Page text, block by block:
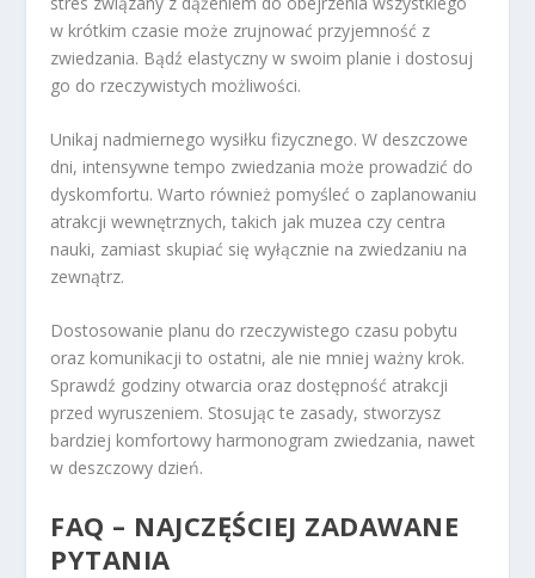
w krótkim czasie może zrujnować przyjemność z
zwiedzania. Bądź elastyczny w swoim planie i dostosuj
go do rzeczywistych możliwości.
Unikaj nadmiernego wysiłku fizycznego. W deszczowe
dni, intensywne tempo zwiedzania może prowadzić do
dyskomfortu. Warto również pomyśleć o zaplanowaniu
atrakcji wewnętrznych, takich jak muzea czy centra
nauki, zamiast skupiać się wyłącznie na zwiedzaniu na
zewnątrz.
Dostosowanie planu do rzeczywistego czasu pobytu
oraz komunikacji to ostatni, ale nie mniej ważny krok.
Sprawdź godziny otwarcia oraz dostępność atrakcji
przed wyruszeniem. Stosując te zasady, stworzysz
bardziej komfortowy harmonogram zwiedzania, nawet
w deszczowy dzień.
FAQ – NAJCZĘŚCIEJ ZADAWANE
PYTANIA